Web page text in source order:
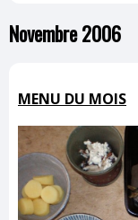
Novembre 2006
MENU DU MOIS